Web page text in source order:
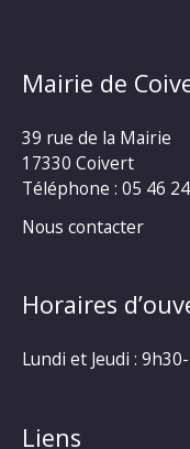
Mairie de
39 rue de la Mairie
17330 Coivert
Téléphone : 05 46
Nous contacter
Horaires
Lundi et Jeudi :
Liens